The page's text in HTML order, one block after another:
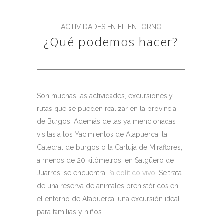
ACTIVIDADES EN EL ENTORNO
¿Qué podemos hacer?
Son muchas las actividades, excursiones y
rutas que se pueden realizar en la provincia
de Burgos. Además de las ya mencionadas
visitas a los Yacimientos de Atapuerca, la
Catedral de burgos o la Cartuja de Miraflores,
a menos de 20 kilómetros, en Salgüero de
Juarros, se encuentra Paleolítico vivo . Se trata
de una reserva de animales prehistóricos en
el entorno de Atapuerca, una excursión ideal
para familias y niños.